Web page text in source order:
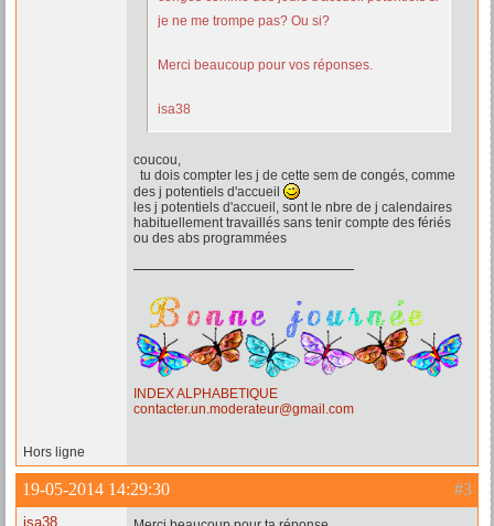
je ne me trompe pas? Ou si?
Merci beaucoup pour vos réponses.
isa38
coucou,
tu dois compter les j de cette sem de congés, comme
des j potentiels d'accueil
les j potentiels d'accueil, sont le nbre de j calendaires
habituellement travaillés sans tenir compte des fériés
ou des abs programmées
INDEX ALPHABETIQUE
contacter.un.moderateur@gmail.com
Hors ligne
#3
19-05-2014 14:29:30
isa38